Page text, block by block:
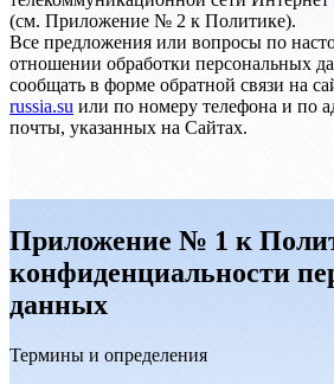
(см. Приложение № 2 к Политике).
Все предложения или вопросы по
отношении обработки персональных
сообщать в форме обратной связи на
russia.su или по номеру телефона и по
почты, указанных на Сайтах.
Приложение № 1 к
конфиденциальности
данных
Термины и определения